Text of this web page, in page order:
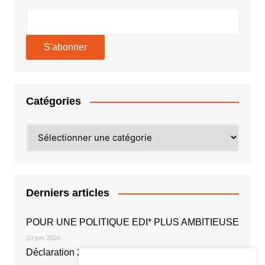
Catégories
Derniers articles
POUR UNE POLITIQUE EDI* PLUS AMBITIEUSE
10 juin 2026
Déclaration 2026